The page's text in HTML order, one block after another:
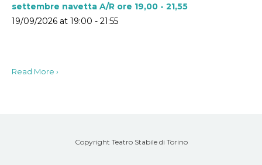
settembre navetta A/R ore 19,00 - 21,55
19/09/2026 at 19:00 - 21:55
Read More ›
Copyright Teatro Stabile di Torino